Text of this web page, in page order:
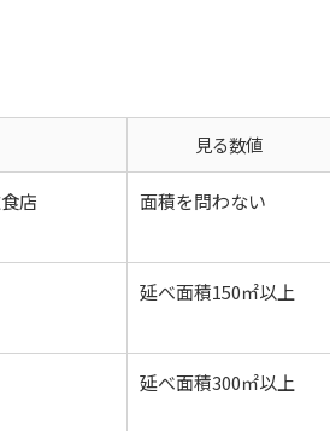
見る数値
店 面積を問わない
延べ面積150㎡以上
延べ面積300㎡以上